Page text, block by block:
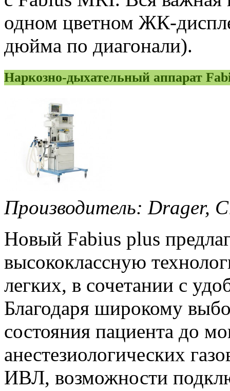
одном цветном ЖК-
дюйма по диагонали).
Наркозно-дыхательный аппарат
Производитель: Drager,
Новый Fabius plus
высококлассную
легких, в сочетании с
Благодаря широкому
состояния пациента до
анестезиологических
ИВЛ, возможности